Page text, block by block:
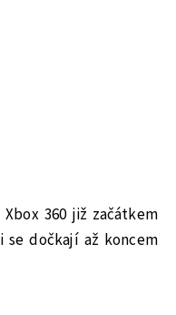
360 již začátkem
se dočkají až koncem